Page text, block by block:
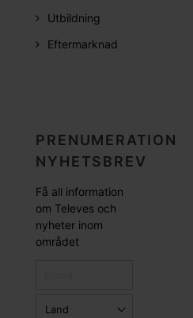
Utbildning
Eftermarknad
PRENUMERATION
NYHETSBREV
Få all information
om Televes och
nyheter inom
området